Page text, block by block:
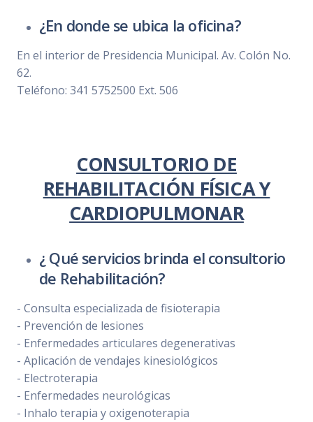
¿En donde se ubica la oficina?
En el interior de Presidencia Municipal. Av. Colón No.
62.
Teléfono: 341 5752500 Ext. 506
CONSULTORIO DE
REHABILITACIÓN FÍSICA Y
CARDIOPULMONAR
¿ Qué servicios brinda el consultorio
de Rehabilitación?
- Consulta especializada de fisioterapia
- Prevención de lesiones
- Enfermedades articulares degenerativas
- Aplicación de vendajes kinesiológicos
- Electroterapia
- Enfermedades neurológicas
- Inhalo terapia y oxigenoterapia